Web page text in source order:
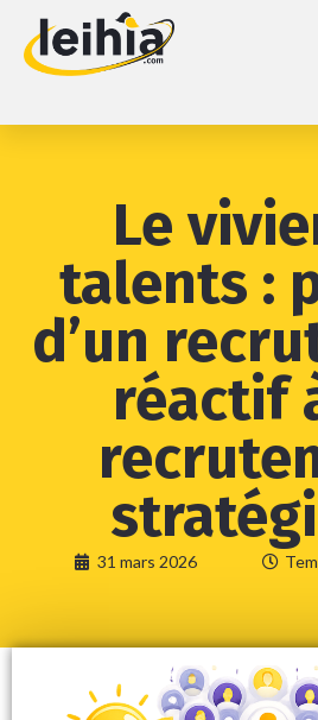
Le
talents :
d’un
réactif
31 mars 2026